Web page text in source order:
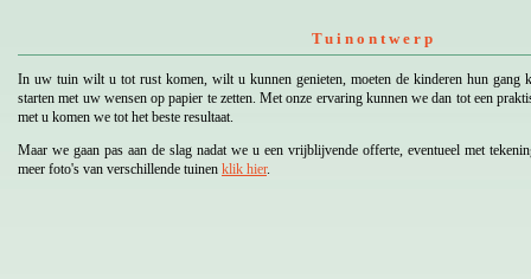
Tuinontwerp
In uw tuin wilt u tot rust komen, wilt u kunnen genieten, moeten de kinderen hun gang
starten met uw wensen op papier te zetten. Met onze ervaring kunnen we dan tot een
met u komen we tot het beste resultaat.
Maar we gaan pas aan de slag nadat we u een vrijblijvende offerte, eventueel met
meer foto's van verschillende tuinen klik hier.